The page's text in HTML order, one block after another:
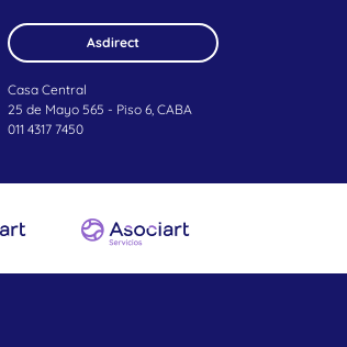
Casa Central
25 de Mayo 565 - Piso 6, CABA
011 4317 7450
Asdirect